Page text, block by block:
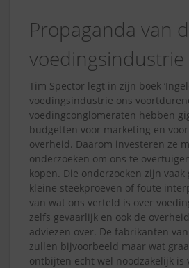
Propaganda van
voedingsindustrie
Tim Spector legt in zijn boek
voedingsindustrie ons
voedingconglomeraten hebben
budgetten voor marketing en
overheid. Daarom investeren ze
onderzoeken om ons te
kopen. Die onderzoeken zijn vaak
kleine steekproeven of foute
van wat ons verteld is over
zelfs gevaarlijk en ook de
adviezen over. De fabrikanten
zullen bijvoorbeeld maar wat
ontbijten echt wel noodzakelijk is